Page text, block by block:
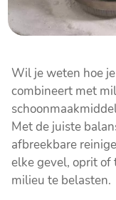
Wil je weten hoe
combineert met
Met de juiste
afbreekbare
elke gevel, oprit of
milieu te belasten.